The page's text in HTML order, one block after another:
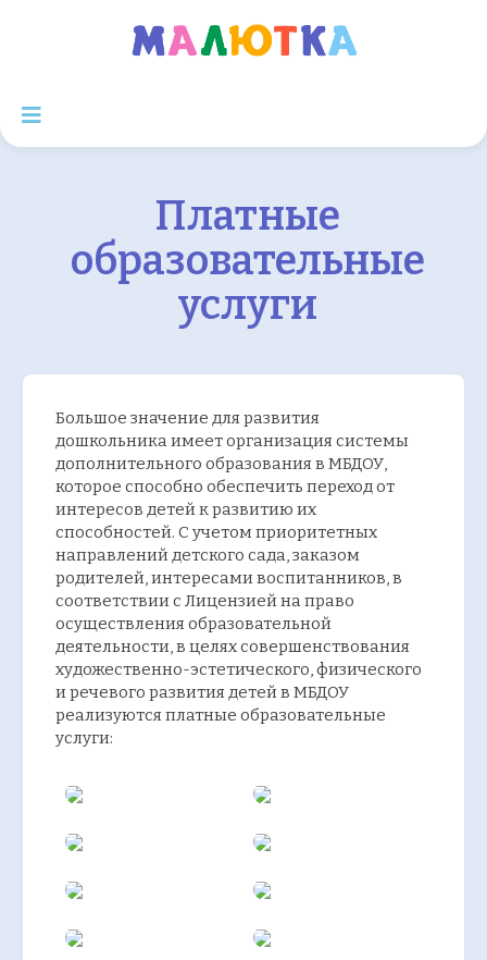
Платные
образовательные
услуги
Большое значение для развития
дошкольника имеет организация системы
дополнительного образования в МБДОУ,
которое способно обеспечить переход от
интересов детей к развитию их
способностей. С учетом приоритетных
направлений детского сада, заказом
родителей, интересами воспитанников, в
соответствии с Лицензией на право
осуществления образовательной
деятельности, в целях совершенствования
художественно-эстетического, физического
и речевого развития детей в МБДОУ
реализуются платные образовательные
услуги: